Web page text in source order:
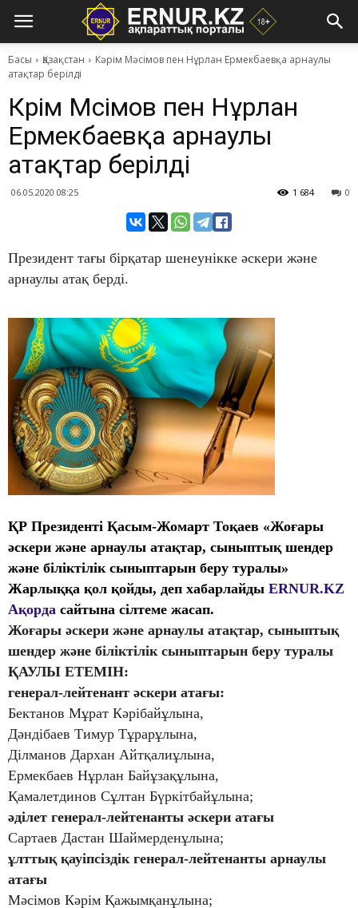
Басы Қазақстан
Кәрім Мәсімов пен Нұрлан Ермекбаевқа арнаулы
атақтар берілді
Кәрім Мәсімов пен Нұрлан
Ермекбаевқа арнаулы
атақтар берілді
06.05.2020 08:25 0
1 684
Президент тағы бірқатар шенеунікке әскери және
арнаулы атақ берді.
ҚР Президенті Қасым-Жомарт Тоқаев «Жоғары
әскери және арнаулы атақтар, сыныптық шендер
және біліктілік сыныптарын беру туралы»
Жарлыққа қол қойды, деп хабарлайды ERNUR.KZ
Ақорда сайтына сілтеме жасап.
Жоғары әскери және арнаулы атақтар, сыныптық
шендер және біліктілік сыныптарын беру туралы
ҚАУЛЫ ЕТЕМІН:
генерал-лейтенант әскери атағы:
Бектанов Мұрат Кәрібайұлына,
Дәндібаев Тимур Тұрарұлына,
Ділманов Дархан Айтқалиұлына,
Ермекбаев Нұрлан Байұзақұлына,
Қамалетдинов Сұлтан Бүркітбайұлына;
әділет генерал-лейтенанты әскери атағы
Сартаев Дастан Шаймерденұлына;
ұлттық қауіпсіздік генерал-лейтенанты арнаулы
атағы
Мәсімов Кәрім Қажымқанұлына;